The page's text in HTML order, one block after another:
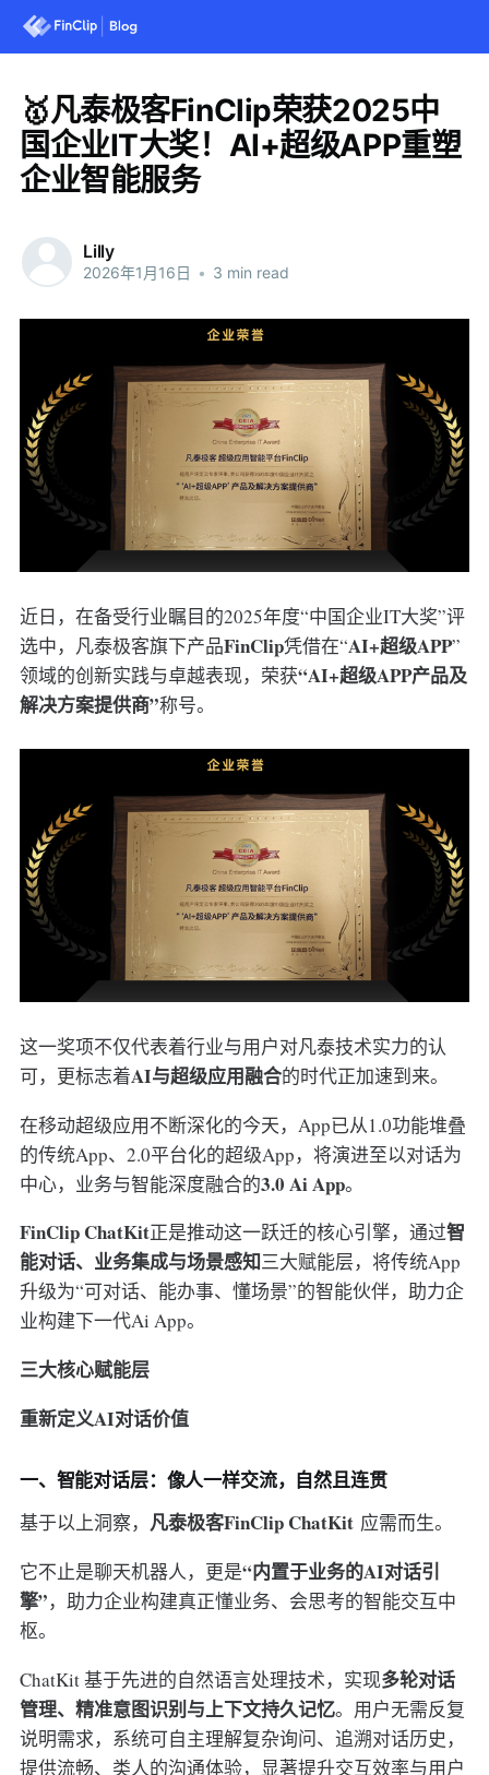
🥇凡泰极客FinClip荣获2025中
国企业IT大奖！AI+超级APP重塑
企业智能服务
Lilly
2026年1月16日 • 3 min read
近日，在备受行业瞩目的2025年度“中国企业IT大奖”评
选中，凡泰极客旗下产品FinClip凭借在“AI+超级APP”
领域的创新实践与卓越表现，荣获“AI+超级APP产品及
解决方案提供商”称号。
这一奖项不仅代表着行业与用户对凡泰技术实力的认
可，更标志着AI与超级应用融合的时代正加速到来。
在移动超级应用不断深化的今天，App已从1.0功能堆叠
的传统App、2.0平台化的超级App，将演进至以对话为
中心，业务与智能深度融合的3.0 Ai App。
FinClip ChatKit正是推动这一跃迁的核心引擎，通过智
能对话、业务集成与场景感知三大赋能层，将传统App
升级为“可对话、能办事、懂场景”的智能伙伴，助力企
业构建下一代Ai App。
三大核心赋能层
重新定义AI对话价值
一、智能对话层：像人一样交流，自然且连贯
基于以上洞察， 凡泰极客FinClip ChatKit应需而生。
它不止是聊天机器人，更是“内置于业务的AI对话引
擎”，助力企业构建真正懂业务、会思考的智能交互中
枢。
ChatKit 基于先进的自然语言处理技术，实现多轮对话
管理、精准意图识别与上下文持久记忆。用户无需反复
说明需求，系统可自主理解复杂询问、追溯对话历史，
提供流畅、类人的沟通体验，显著提升交互效率与用户